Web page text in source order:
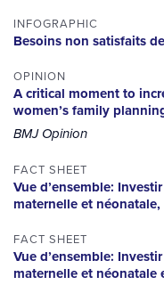
INFOGRAPHIC
Besoins non satisfaits
OPINION
A critical moment to
women’s family
BMJ Opinion
FACT SHEET
Vue d’ensemble:
maternelle et néonatale,
FACT SHEET
Vue d’ensemble:
maternelle et néonatale